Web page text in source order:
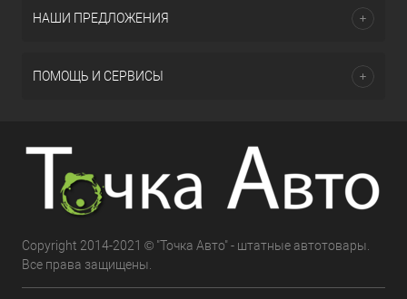
НАШИ ПРЕДЛОЖЕНИЯ
ПОМОЩЬ И СЕРВИСЫ
Copyright 2014-2021 © "Точка Авто" - штатные автотовары.
Все права защищены.